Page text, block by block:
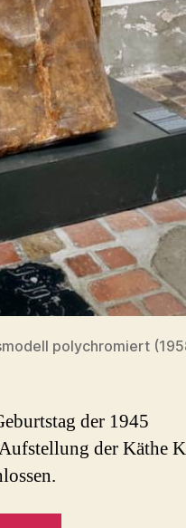
polychromiert
der 1945
der Käthe